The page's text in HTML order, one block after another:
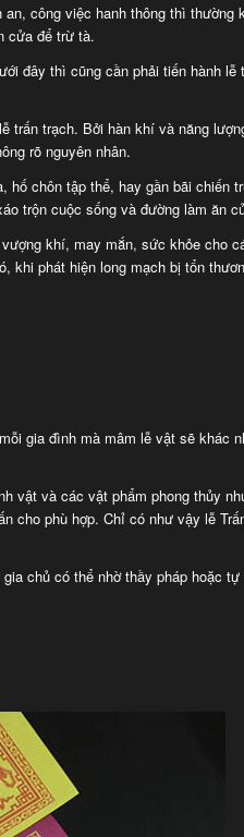
công việc hanh thông thì thường
cửa để trừ tà.
đây thì cũng cần phải tiến hành lễ
trấn trạch. Bởi hàn khí và năng
rõ nguyên nhân.
hố chôn tập thể, hay gần bãi chiến
trộn cuộc sống và đường làm ăn
khí, may mắn, sức khỏe cho
phát hiện long mạch bị tổn
gia đình mà mâm lễ vật sẽ khác
vật và các vật phẩm phong thủy
phù hợp. Chỉ có như vậy lễ
chủ có thể nhờ thầy pháp hoặc